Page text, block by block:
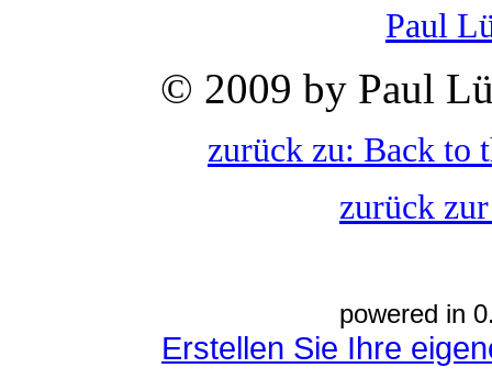
Paul
© 2009 by Paul
zurück zu: Back to
zurück
powered in
Erstellen Sie Ihre